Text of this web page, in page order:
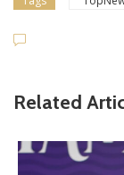
Related